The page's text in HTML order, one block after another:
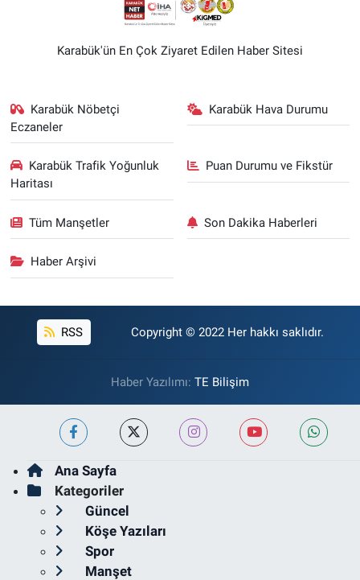
Karabük'ün En Çok Ziyaret Edilen Haber Sitesi
Karabük Nöbetçi
Eczaneler
Karabük Hava Durumu
Karabük Trafik Yoğunluk
Haritası
Puan Durumu ve Fikstür
Tüm Manşetler Son Dakika Haberleri
Haber Arşivi
RSS Copyright © 2022 Her hakkı saklıdır.
Haber Yazılımı: TE Bilişim
Ana Sayfa
Kategoriler
Güncel
Köşe Yazıları
Spor
Manşet